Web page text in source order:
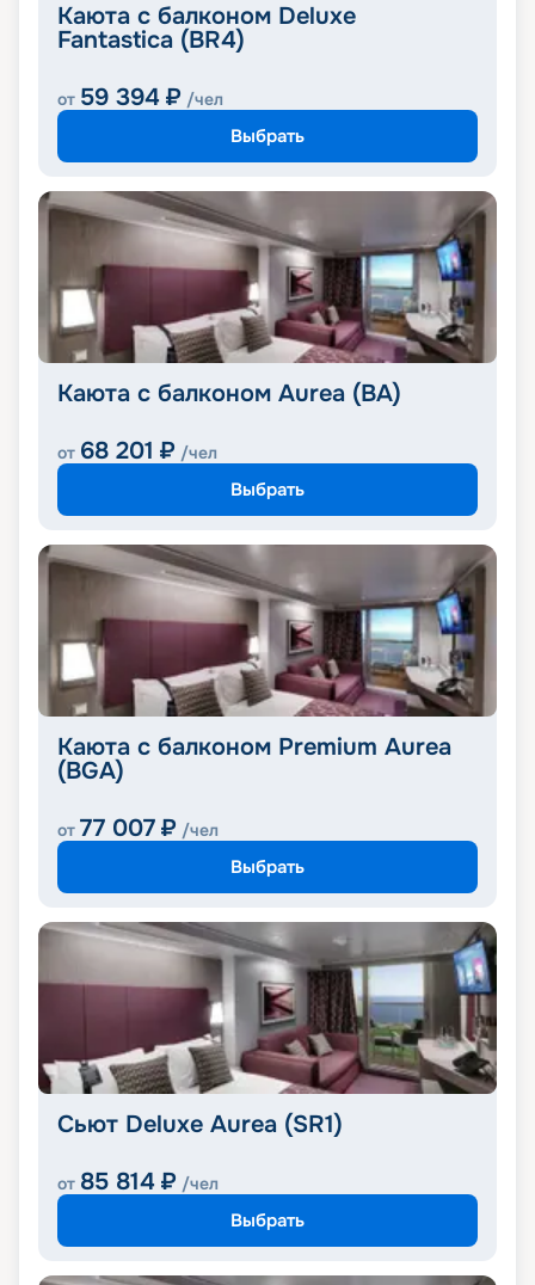
Каюта с балконом Deluxe
Fantastica (BR4)
от 59 394 ₽ /чел
Выбрать
Каюта с балконом Aurea (BA)
от 68 201 ₽ /чел
Выбрать
Каюта с балконом Premium Aurea
(BGA)
от 77 007 ₽ /чел
Выбрать
Сьют Deluxe Aurea (SR1)
от 85 814 ₽ /чел
Выбрать